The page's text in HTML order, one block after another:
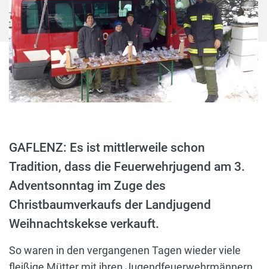
GAFLENZ: Es ist mittlerweile schon
Tradition, dass die Feuerwehrjugend am 3.
Adventsonntag im Zuge des
Christbaumverkaufs der Landjugend
Weihnachtskekse verkauft.
So waren in den vergangenen Tagen wieder viele